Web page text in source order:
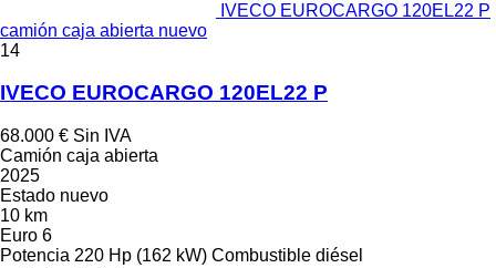
IVECO EUROCARGO 120EL22 P
camión caja abierta nuevo
14
IVECO EUROCARGO 120EL22 P
68.000 € Sin IVA
Camión caja abierta
2025
Estado nuevo
10 km
Euro 6
Potencia 220 Hp (162 kW) Combustible diésel